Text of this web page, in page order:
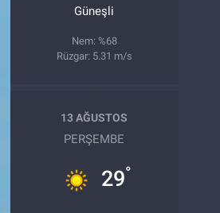
Güneşli
Nem: %68
Rüzgar: 5.31 m/s
13 AĞUSTOS
PERŞEMBE
29°